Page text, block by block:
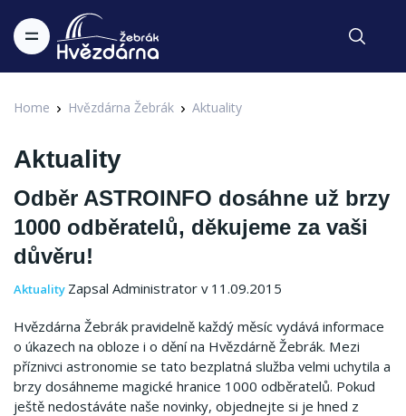
Home Hvězdárna Žebrák Aktuality
Aktuality
Odběr ASTROINFO dosáhne už brzy
1000 odběratelů, děkujeme za vaši
důvěru!
Aktuality Zapsal Administrator v 11.09.2015
Hvězdárna Žebrák pravidelně každý měsíc vydává informace
o úkazech na obloze i o dění na Hvězdárně Žebrák. Mezi
příznivci astronomie se tato bezplatná služba velmi uchytila a
brzy dosáhneme magické hranice 1000 odběratelů. Pokud
ještě nedostáváte naše novinky, objednejte si je hned z